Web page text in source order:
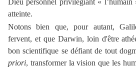
Dieu personnel privilégiant « l’humain
atteinte.
Notons bien que, pour autant,
fervent, et que Darwin, loin d'être
bon scientifique se défiant de tout
priori, transformer la vision que les